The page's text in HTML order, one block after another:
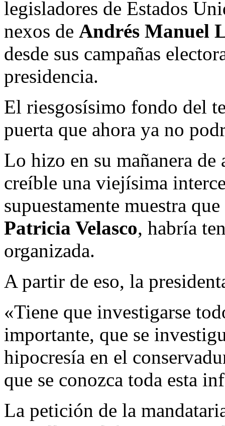
legisladores de Estados
nexos de Andrés Manuel
desde sus campañas
presidencia.
El riesgosísimo fondo del
puerta que ahora ya no
Lo hizo en su mañanera
creíble una viejísima
supuestamente muestra
Patricia Velasco, habría
organizada.
A partir de eso, la
«Tiene que investigarse
importante, que se
hipocresía en el
que se conozca toda esta
La petición de la